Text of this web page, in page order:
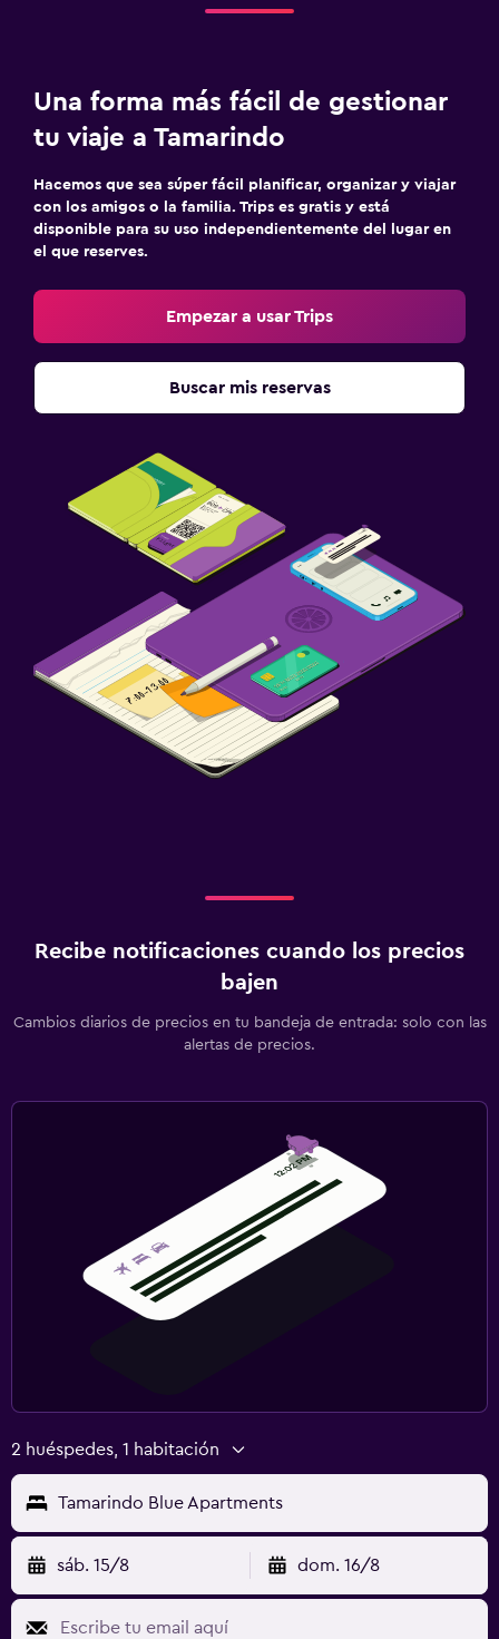
Escritorio
Actividades
Buceo
Buceo
Salud y seguridad
Mosquitera
Mesa de comedor
Una forma más fácil de gestionar
tu viaje a Tamarindo
Hacemos que sea súper fácil planificar, organizar y viajar
con los amigos o la familia. Trips es gratis y está
disponible para su uso independientemente del lugar en
el que reserves.
Empezar a usar Trips
Buscar mis reservas
Recibe notificaciones cuando los precios
bajen
Cambios diarios de precios en tu bandeja de entrada: solo con las
alertas de precios.
2 huéspedes, 1 habitación
Tamarindo Blue Apartments
sáb. 15/8 dom. 16/8